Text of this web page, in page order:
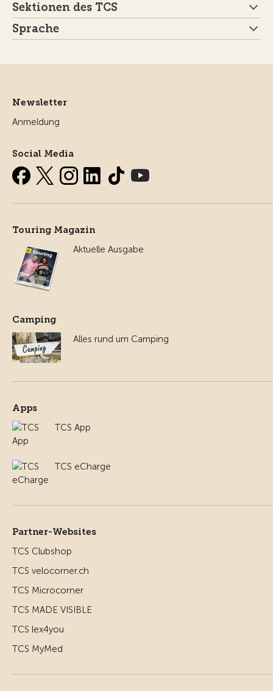
Sektionen des TCS
Sprache
Newsletter
Anmeldung
Social Media
Touring Magazin
Aktuelle Ausgabe
Camping
Alles rund um Camping
Apps
TCS App
TCS eCharge
Partner-Websites
TCS Clubshop
TCS velocorner.ch
TCS Microcorner
TCS MADE VISIBLE
TCS lex4you
TCS MyMed